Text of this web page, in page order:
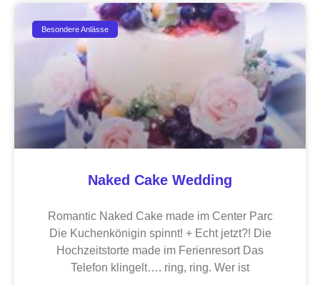
Besondere Anlässe
Naked Cake Wedding
Romantic Naked Cake made im Center Parc
Die Kuchenkönigin spinnt! + Echt jetzt?! Die
Hochzeitstorte made im Ferienresort Das
Telefon klingelt…. ring, ring. Wer ist